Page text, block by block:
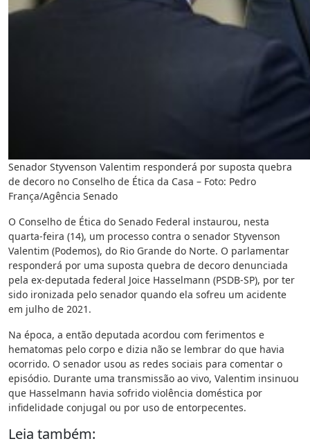
Senador Styvenson Valentim responderá por suposta quebra
de decoro no Conselho de Ética da Casa – Foto: Pedro
França/Agência Senado
O Conselho de Ética do Senado Federal instaurou, nesta
quarta-feira (14), um processo contra o senador Styvenson
Valentim (Podemos), do Rio Grande do Norte. O parlamentar
responderá por uma suposta quebra de decoro denunciada
pela ex-deputada federal Joice Hasselmann (PSDB-SP), por ter
sido ironizada pelo senador quando ela sofreu um acidente
em julho de 2021.
Na época, a então deputada acordou com ferimentos e
hematomas pelo corpo e dizia não se lembrar do que havia
ocorrido. O senador usou as redes sociais para comentar o
episódio. Durante uma transmissão ao vivo, Valentim insinuou
que Hasselmann havia sofrido violência doméstica por
infidelidade conjugal ou por uso de entorpecentes.
Leia também: